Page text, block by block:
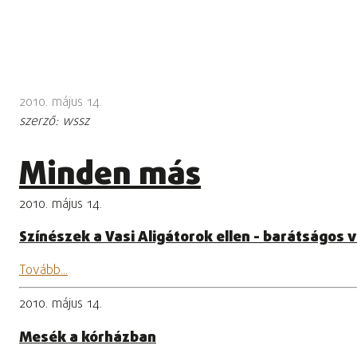
2010. május 14.
szerző: wssz
Minden más
2010. május 14.
Színészek a Vasi Aligátorok ellen - barátságos
Tovább...
2010. május 14.
Mesék a kórházban